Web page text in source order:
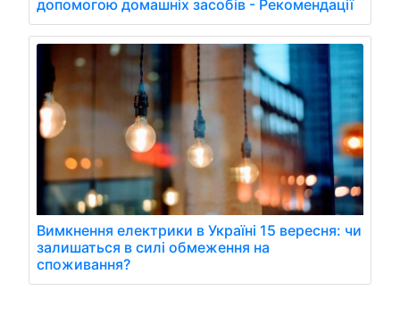
допомогою домашніх засобів - Рекомендації
Вимкнення електрики в Україні 15 вересня: чи
залишаться в силі обмеження на
споживання?